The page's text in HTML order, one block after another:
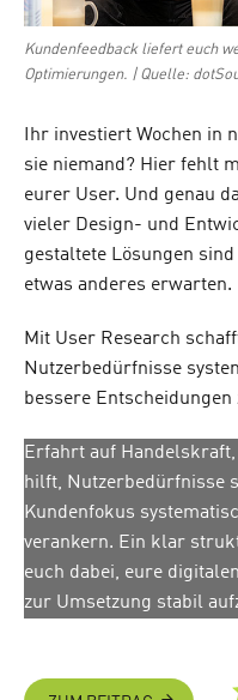
Kundenfeedback liefert euch
Optimierungen. | Quelle:
Ihr investiert Wochen in
sie niemand? Hier fehlt
eurer User. Und genau
vieler Design- und
gestaltete Lösungen
etwas anderes erwarten.
Mit User Research
Nutzerbedürfnisse
bessere Entscheidungen
Erfahrt auf
hilft, Nutzerbedürfnisse
Kundenfokus
verankern. Ein klar
euch dabei, eure
zur Umsetzung stabil